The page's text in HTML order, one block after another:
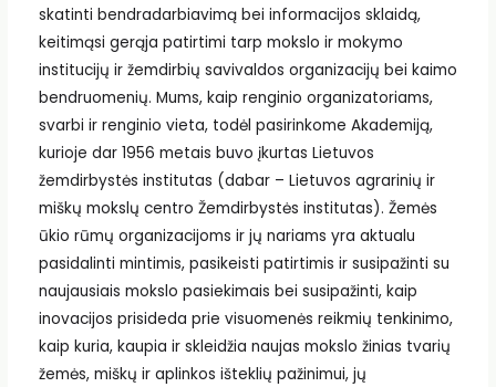
skatinti bendradarbiavimą bei informacijos sklaidą,
keitimąsi gerąja patirtimi tarp mokslo ir mokymo
institucijų ir žemdirbių savivaldos organizacijų bei kaimo
bendruomenių. Mums, kaip renginio organizatoriams,
svarbi ir renginio vieta, todėl pasirinkome Akademiją,
kurioje dar 1956 metais buvo įkurtas Lietuvos
žemdirbystės institutas (dabar – Lietuvos agrarinių ir
miškų mokslų centro Žemdirbystės institutas). Žemės
ūkio rūmų organizacijoms ir jų nariams yra aktualu
pasidalinti mintimis, pasikeisti patirtimis ir susipažinti su
naujausiais mokslo pasiekimais bei susipažinti, kaip
inovacijos prisideda prie visuomenės reikmių tenkinimo,
kaip kuria, kaupia ir skleidžia naujas mokslo žinias tvarių
žemės, miškų ir aplinkos išteklių pažinimui, jų